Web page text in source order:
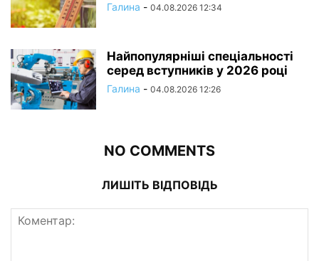
Галина - 04.08.2026 12:34
Найпопулярніші спеціальності
серед вступників у 2026 році
Галина - 04.08.2026 12:26
NO COMMENTS
ЛИШІТЬ ВІДПОВІДЬ